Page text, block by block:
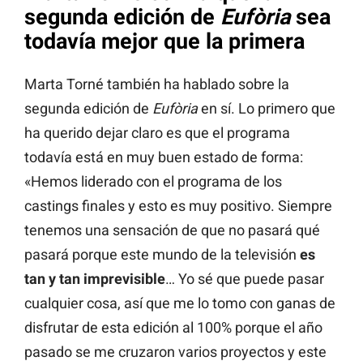
segunda edición de Eufòriasea
todavía mejor que la primera
Marta Torné también ha hablado sobre la
segunda edición de Eufòriaen sí. Lo primero que
ha querido dejar claro es que el programa
todavía está en muy buen estado de forma:
«Hemos liderado con el programa de los
castings finales y esto es muy positivo. Siempre
tenemos una sensación de que no pasará qué
pasará porque este mundo de la televisión es
tan y tan imprevisible… Yo sé que puede pasar
cualquier cosa, así que me lo tomo con ganas de
disfrutar de esta edición al 100% porque el año
pasado se me cruzaron varios proyectos y este